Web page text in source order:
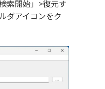
索開始」>復元す
ダアイコンをク